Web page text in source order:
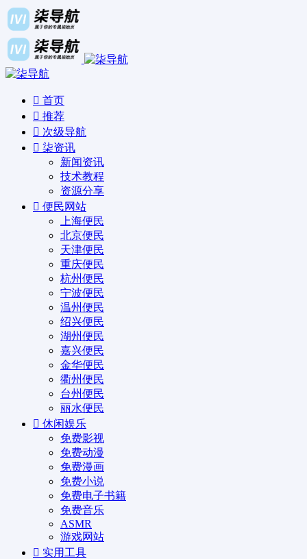
首页
推荐
次级导航
柒资讯
新闻资讯
技术教程
资源分享
便民网站
上海便民
北京便民
天津便民
重庆便民
杭州便民
宁波便民
温州便民
绍兴便民
湖州便民
嘉兴便民
金华便民
衢州便民
台州便民
丽水便民
休闲娱乐
免费影视
免费动漫
免费漫画
免费小说
免费电子书籍
免费音乐
ASMR
游戏网站
实用工具